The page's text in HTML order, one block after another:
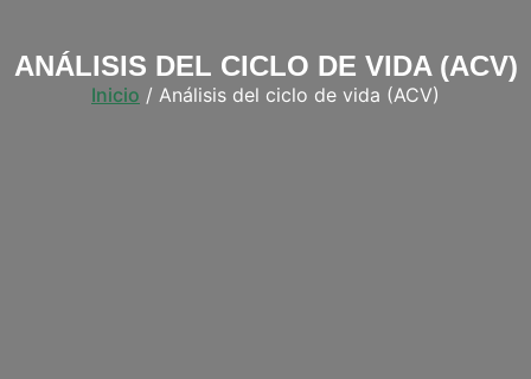
ANÁLISIS DEL CICLO DE VIDA (ACV)
Inicio / Análisis del ciclo de vida (ACV)